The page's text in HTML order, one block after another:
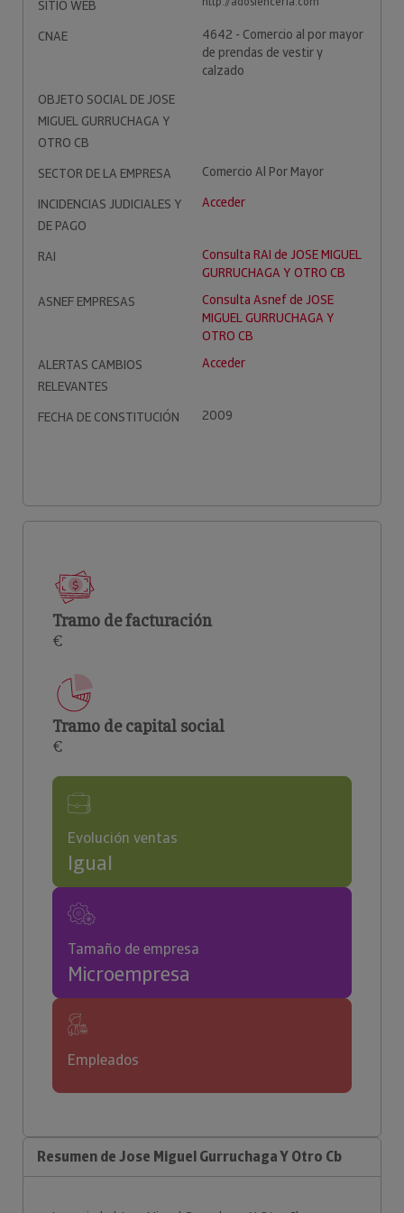
SITIO WEB
CNAE
4642 - Comercio al por mayor
de prendas de vestir y
calzado
OBJETO SOCIAL DE JOSE
MIGUEL GURRUCHAGA Y
OTRO CB
SECTOR DE LA EMPRESA
Comercio Al Por Mayor
INCIDENCIAS JUDICIALES Y
DE PAGO
Acceder
RAI
Consulta RAI de JOSE MIGUEL
GURRUCHAGA Y OTRO CB
ASNEF EMPRESAS
Consulta Asnef de JOSE
MIGUEL GURRUCHAGA Y
OTRO CB
ALERTAS CAMBIOS
RELEVANTES
Acceder
FECHA DE CONSTITUCIÓN 2009
Tramo de facturación
€
Tramo de capital social
€
Evolución ventas
Igual
Tamaño de empresa
Microempresa
Empleados
Resumen de Jose Miguel Gurruchaga Y Otro Cb